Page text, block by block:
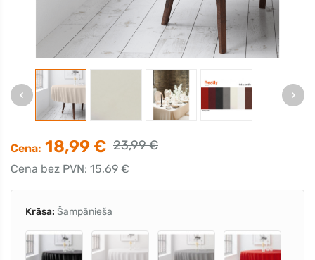
Cena: 18,99 € 23,99 €
Cena bez PVN: 15,69 €
Krāsa: Šampānieša